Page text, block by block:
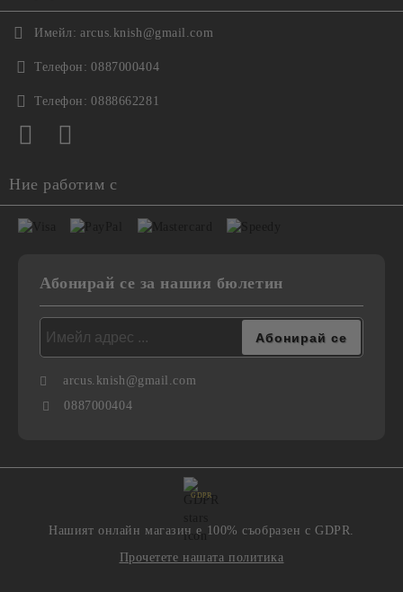
Имейл: arcus.knish@gmail.com
Телефон: 0887000404
Телефон: 0888662281
Ние работим с
Абонирай се за нашия бюлетин
arcus.knish@gmail.com
0887000404
GDPR
Нашият онлайн магазин е 100% съобразен с GDPR.
Прочетете нашата политика